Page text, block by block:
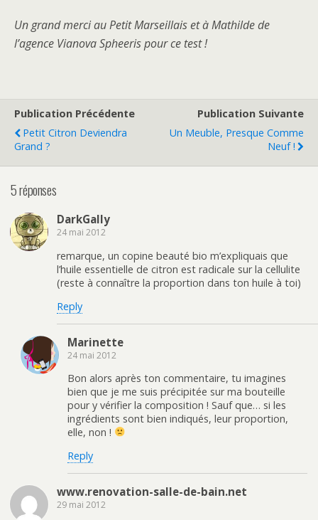
Un grand merci au Petit Marseillais et à Mathilde de
l’agence Vianova Spheeris pour ce test !
Publication Précédente
Petit Citron Deviendra
Grand ?
Publication Suivante
Un Meuble, Presque Comme
Neuf !
5 réponses
DarkGally
24 mai 2012
remarque, un copine beauté bio m’expliquais que
l’huile essentielle de citron est radicale sur la cellulite
(reste à connaître la proportion dans ton huile à toi)
Reply
Marinette
24 mai 2012
Bon alors après ton commentaire, tu imagines
bien que je me suis précipitée sur ma bouteille
pour y vérifier la composition ! Sauf que… si les
ingrédients sont bien indiqués, leur proportion,
elle, non !
Reply
www.renovation-salle-de-bain.net
29 mai 2012